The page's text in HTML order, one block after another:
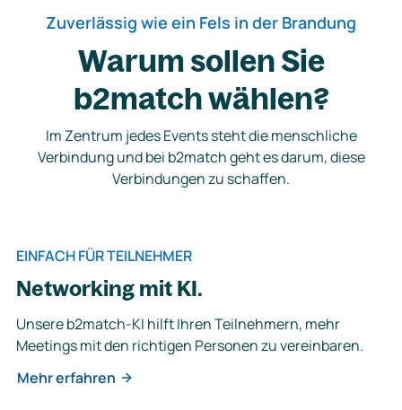
Zuverlässig wie ein Fels in der Brandung
Warum sollen Sie
b2match wählen?
Im Zentrum jedes Events steht die menschliche
Verbindung und bei b2match geht es darum, diese
Verbindungen zu schaffen.
EINFACH FÜR TEILNEHMER
Networking mit KI.
Unsere b2match-KI hilft Ihren Teilnehmern, mehr
Meetings mit den richtigen Personen zu vereinbaren.
Mehr erfahren